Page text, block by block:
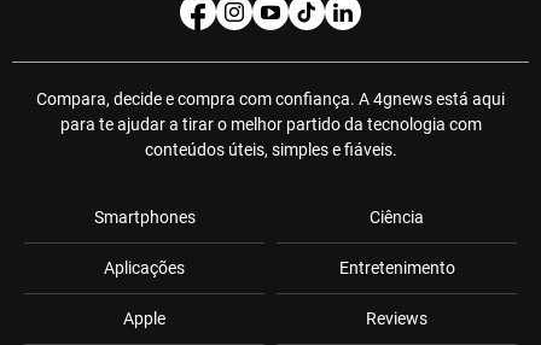
Compara, decide e compra com confiança. A 4gnews está aqui
para te ajudar a tirar o melhor partido da tecnologia com
conteúdos úteis, simples e fiáveis.
Smartphones
Aplicações
Apple
Ciência
Entretenimento
Reviews